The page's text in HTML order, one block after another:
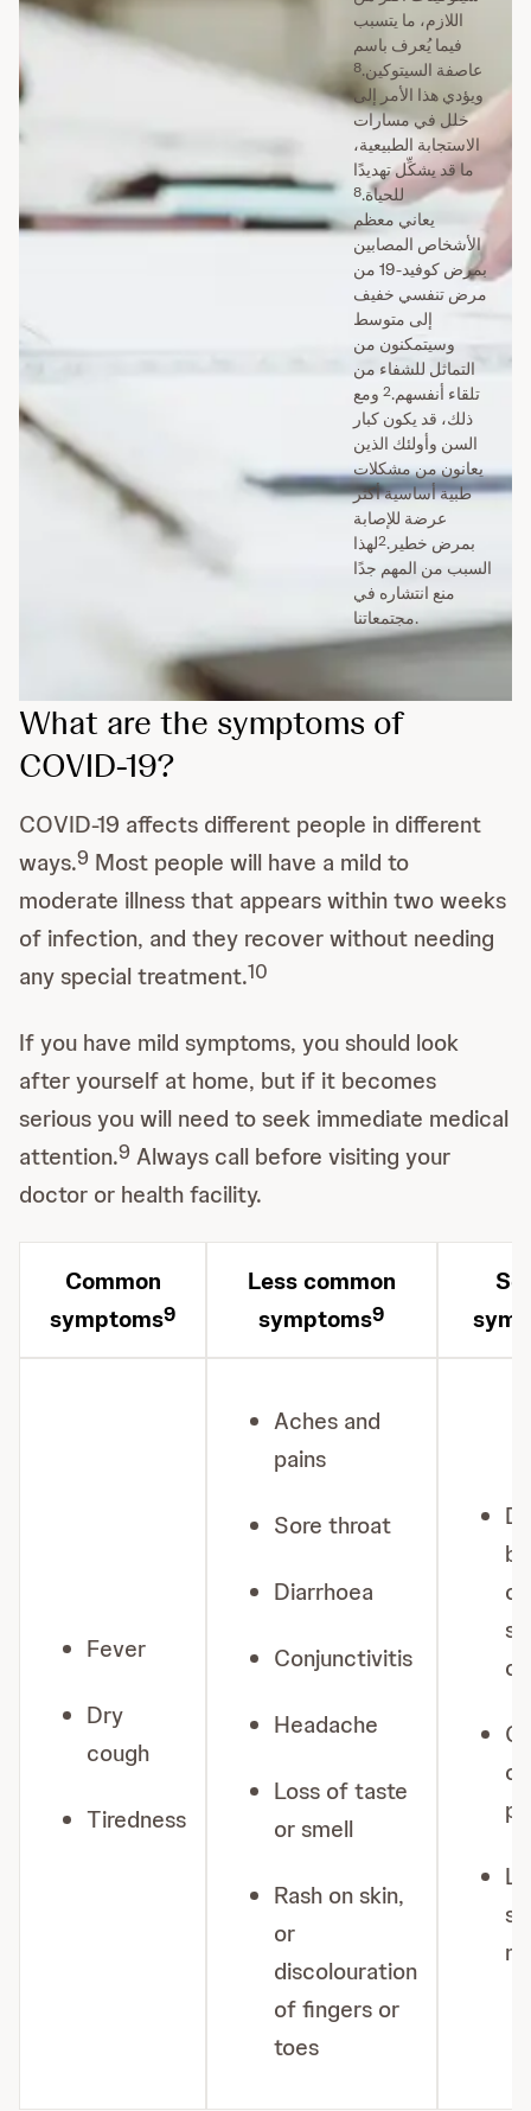
اللازم، ما يتسبب
فيما يُعرف باسم
عاصفة السيتوكين.8
ويؤدي هذا الأمر إلى
خلل في مسارات
الاستجابة الطبيعية،
ما قد يشكِّل تهديدًا
للحياة.8
يعاني معظم
الأشخاص المصابين
بمرض كوفيد-19 من
مرض تنفسي خفيف
إلى متوسط
وسيتمكنون من
التماثل للشفاء من
تلقاء أنفسهم.2 ومع
ذلك، قد يكون كبار
السن وأولئك الذين
يعانون من مشكلات
طبية أساسية أكثر
عرضة للإصابة
بمرض خطير.2لهذا
السبب من المهم جدًا
منع انتشاره في
مجتمعاتنا.
What are the symptoms of
COVID-19?
COVID-19 affects different people in different
ways.9 Most people will have a mild to
moderate illness that appears within two weeks
of infection, and they recover without needing
any special treatment.10
If you have mild symptoms, you should look
after yourself at home, but if it becomes
serious you will need to seek immediate medical
attention.9 Always call before visiting your
doctor or health facility.
Common
symptoms9
Less common
symptoms9
Fever
Dry
cough
Tiredness
Aches and
pains
Sore throat
Diarrhoea
Conjunctivitis
Headache
Loss of taste
or smell
Rash on skin,
or
discolouration
of fingers or
toes
or
or